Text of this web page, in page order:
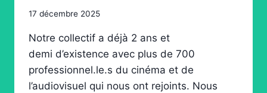
17 décembre 2025
Notre collectif a déjà 2 ans et
demi d’existence avec plus de 700
professionnel.le.s du cinéma et de
l’audiovisuel qui nous ont rejoints. Nous